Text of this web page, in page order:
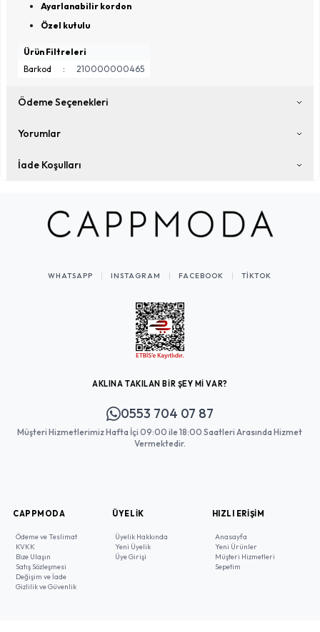
Ayarlanabilir kordon
Özel kutulu
Ürün Filtreleri
Barkod
: 210000000465
Ödeme Seçenekleri
Yorumlar
İade Koşulları
WHATSAPP INSTAGRAM FACEBOOK TIKTOK
AKLINA TAKILAN BİR ŞEY Mİ VAR?
0553 704 07 87
Müşteri Hizmetlerimiz Hafta İçi 09:00 ile 18:00 Saatleri Arasında Hizmet
Vermektedir.
CAPPMODA
Ödeme ve Teslimat
KVKK
Bize Ulaşın
Satış Sözleşmesi
Değişim ve İade
Gizlilik ve Güvenlik
ÜYELIK
Üyelik Hakkında
Yeni Üyelik
Üye Girişi
HIZLI ERIŞIM
Anasayfa
Yeni Ürünler
Müşteri Hizmetleri
Sepetim